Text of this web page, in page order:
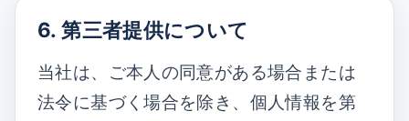
6. 第三者提供について
当社は、ご本人の同意がある場合または
法令に基づく場合を除き、個人情報を第